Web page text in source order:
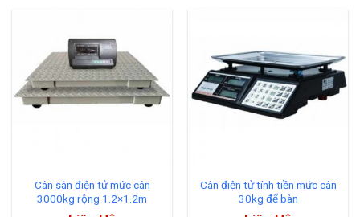
Cân sàn điện tử mức cân
3000kg rộng 1.2×1.2m
Cân điện tử tính tiền mức cân
30kg để bàn